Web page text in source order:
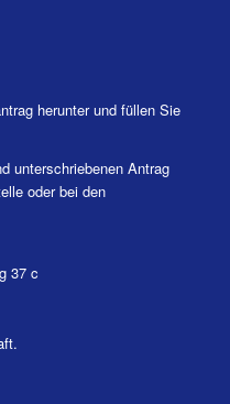
herunter und füllen Sie
unterschriebenen Antrag
oder bei den
37 c